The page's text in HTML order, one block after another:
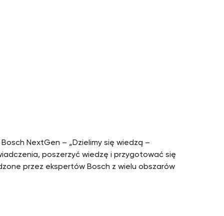
NextGen – „Dzielimy się wiedzą –
poszerzyć wiedzę i przygotować się
przez ekspertów Bosch z wielu obszarów